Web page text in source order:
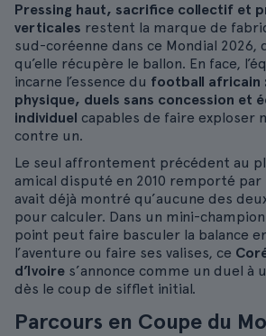
Pressing haut, sacrifice collectif et
verticales restent la marque de
sud-coréenne dans ce Mondial 2026,
qu’elle récupère le ballon. En face,
incarne l’essence du football africain
physique, duels sans concession et
individuel capables de faire exploser
contre un.
Le seul affrontement précédent au
amical disputé en 2010 remporté par
avait déjà montré qu’aucune des
pour calculer. Dans un mini-
point peut faire basculer la balance
l’aventure ou faire ses valises, ce
d’Ivoire s’annonce comme un duel à
dès le coup de sifflet initial.
Parcours en Coupe du